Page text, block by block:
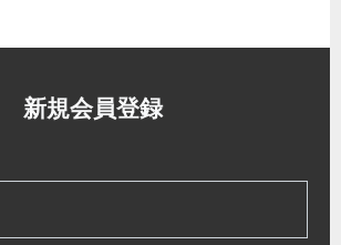
新規会員登録